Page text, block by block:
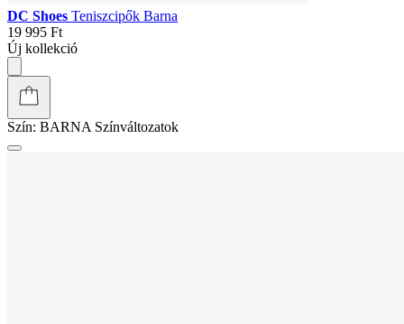
DC Shoes Teniszcipők Barna
19 995 Ft
Új kollekció
Szín: BARNA Színváltozatok